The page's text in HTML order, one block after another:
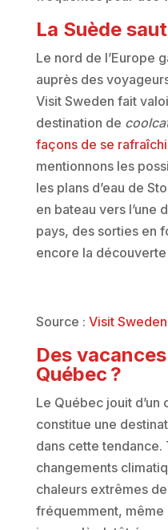
La Suède
Le nord de l’Europe
auprès des
Visit Sweden fait
destination de
façons de se
mentionnons les
les plans d’eau de
en bateau vers l’une
pays, des sorties en
encore la
Source : Visit Sweden
Des
Québec ?
Le Québec jouit
constitue une
dans cette tendance.
changements
chaleurs extrêmes
fréquemment,